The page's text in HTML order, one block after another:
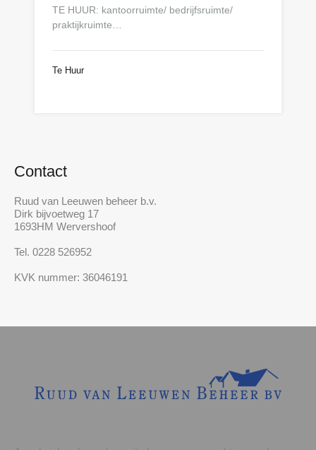
TE HUUR: kantoorruimte/ bedrijfsruimte/
praktijkruimte…
Te Huur
Contact
Ruud van Leeuwen beheer b.v.
Dirk bijvoetweg 17
1693HM Wervershoof
Tel. 0228 526952
KVK nummer: 36046191